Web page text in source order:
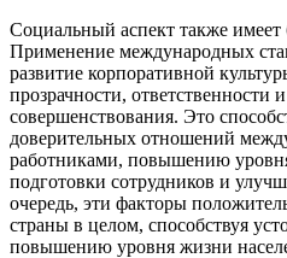
Социальный аспект также имеет
Применение международных
развитие корпоративной
прозрачности, ответственности
совершенствования. Это
доверительных отношений
работниками, повышению
подготовки сотрудников и
очередь, эти факторы
страны в целом, способствуя
повышению уровня жизни